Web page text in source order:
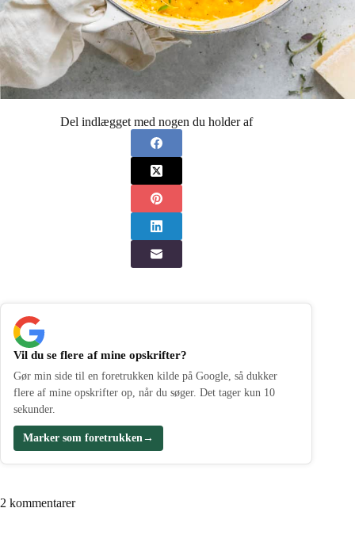
Del indlægget med nogen du holder af
Vil du se flere af mine opskrifter?
Gør min side til en foretrukken kilde på Google, så dukker
flere af mine opskrifter op, når du søger. Det tager kun 10
sekunder.
Marker som foretrukken→
2 kommentarer